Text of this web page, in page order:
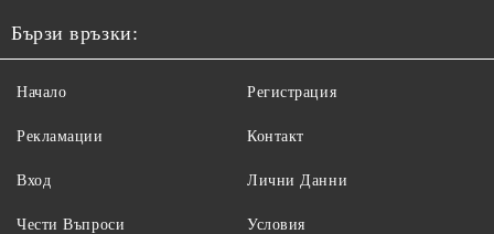
Бързи връзки:
Начало
Рекламации
Вход
Чести Въпроси
Регистрация
Контакт
Лични Данни
Условия